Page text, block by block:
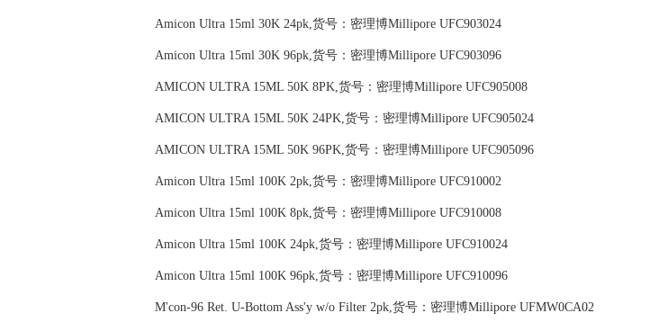
Amicon Ultra 15ml 30K 24pk,货号：密理博Millipore UFC903024
Amicon Ultra 15ml 30K 96pk,货号：密理博Millipore UFC903096
AMICON ULTRA 15ML 50K 8PK,货号：密理博Millipore UFC905008
AMICON ULTRA 15ML 50K 24PK,货号：密理博Millipore UFC905024
AMICON ULTRA 15ML 50K 96PK,货号：密理博Millipore UFC905096
Amicon Ultra 15ml 100K 2pk,货号：密理博Millipore UFC910002
Amicon Ultra 15ml 100K 8pk,货号：密理博Millipore UFC910008
Amicon Ultra 15ml 100K 24pk,货号：密理博Millipore UFC910024
Amicon Ultra 15ml 100K 96pk,货号：密理博Millipore UFC910096
M'con-96 Ret. U-Bottom Ass'y w/o Filter 2pk,货号：密理博Millipore UFMW0CA02